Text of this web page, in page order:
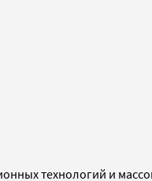
технологий и